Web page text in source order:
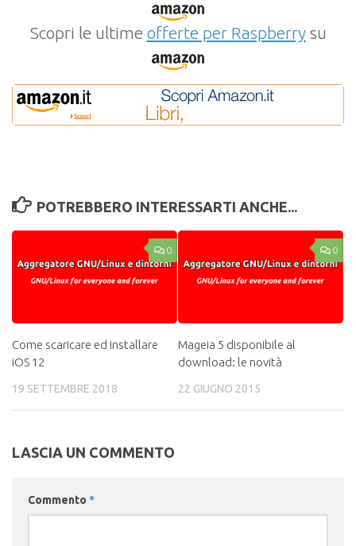
Scopri le ultime offerte per Raspberrysu
POTREBBERO INTERESSARTI ANCHE...
0
Come scaricare ed installare
iOS 12
19 SETTEMBRE 2018
0
Mageia 5 disponibile al
download: le novità
22 GIUGNO 2015
LASCIA UN COMMENTO
Commento *